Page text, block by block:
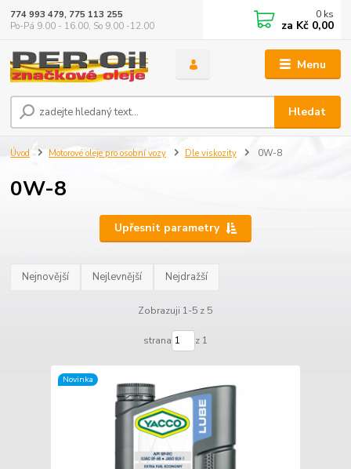
Menu
Hledat
774 993 479, 775 113 255
Po-Pá 9.00 - 16.00, So 9.00 -12.00
0 ks
za Kč 0,00
Úvod Motorové oleje pro osobní vozy Dle viskozity 0W-8
0W-8
Upřesnit parametry
Nejnovější Nejlevnější Nejdražší
Zobrazuji 1-5 z 5
strana z 1
Novinka